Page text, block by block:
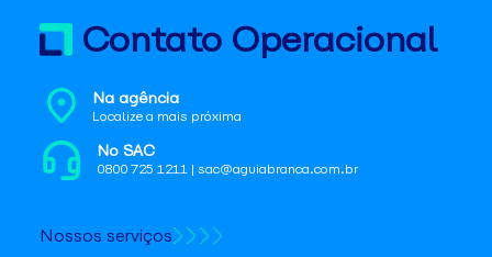
Contato Operacional
Na agência
Localize a mais próxima
No SAC
0800 725 1211 | sac@aguiabranca.com.br
Nossos serviços